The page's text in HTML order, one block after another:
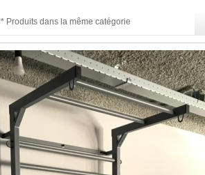
* Produits dans la même catégorie